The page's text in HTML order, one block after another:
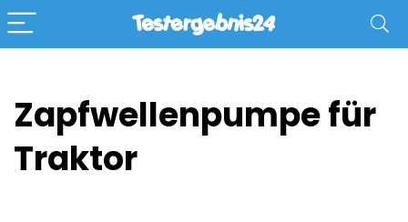
Zapfwellenpumpe für
Traktor